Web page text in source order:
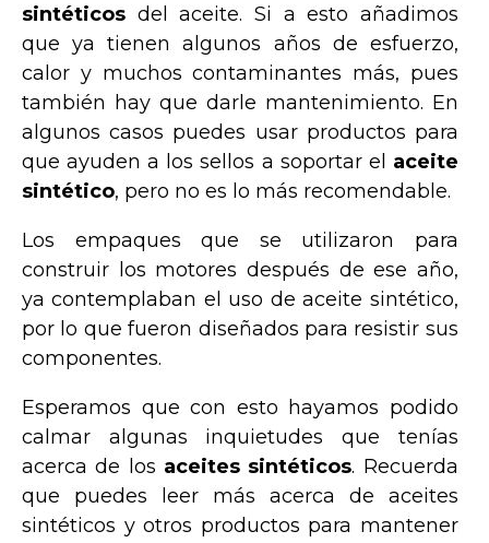
sintéticos del aceite. Si a esto añadimos
que ya tienen algunos años de esfuerzo,
calor y muchos contaminantes más, pues
también hay que darle mantenimiento. En
algunos casos puedes usar productos para
que ayuden a los sellos a soportar el aceite
sintético, pero no es lo más recomendable.
Los empaques que se utilizaron para
construir los motores después de ese año,
ya contemplaban el uso de aceite sintético,
por lo que fueron diseñados para resistir sus
componentes.
Esperamos que con esto hayamos podido
calmar algunas inquietudes que tenías
acerca de los aceites sintéticos. Recuerda
que puedes leer más acerca de aceites
sintéticos y otros productos para mantener